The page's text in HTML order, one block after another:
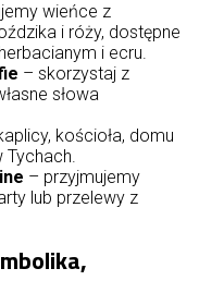
wieńce z
i róży, dostępne
i ecru.
– skorzystaj z
słowa
kościoła, domu
Tychach.
– przyjmujemy
lub przelewy z